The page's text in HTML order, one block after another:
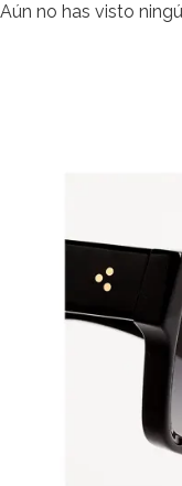
Aún no has visto